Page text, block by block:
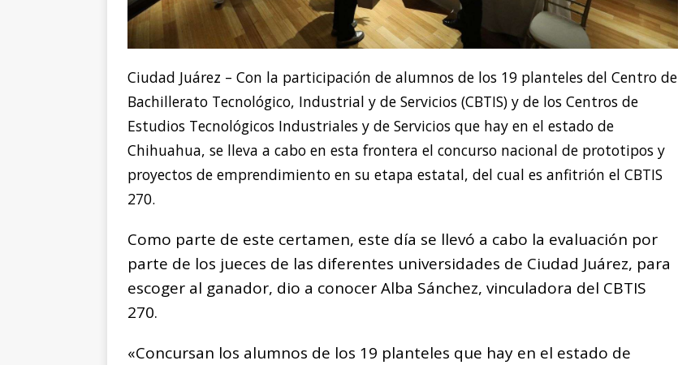
Ciudad Juárez – Con la participación de alumnos de los 19 planteles del Centro de
Bachillerato Tecnológico, Industrial y de Servicios (CBTIS) y de los Centros de
Estudios Tecnológicos Industriales y de Servicios que hay en el estado de
Chihuahua, se lleva a cabo en esta frontera el concurso nacional de prototipos y
proyectos de emprendimiento en su etapa estatal, del cual es anfitrión el CBTIS
270.
Como parte de este certamen, este día se llevó a cabo la evaluación por
parte de los jueces de las diferentes universidades de Ciudad Juárez, para
escoger al ganador, dio a conocer Alba Sánchez, vinculadora del CBTIS
270.
«Concursan los alumnos de los 19 planteles que hay en el estado de